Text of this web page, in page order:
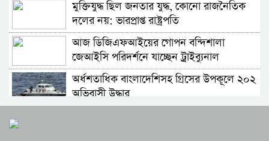
ককরোচ পার্টির ‘চলো সংসদ’ মিছিলে পুলিশের
লাঠিচার্জ, উত্তাল ভারত
সমুদ্রে বেমালুম হাওয়া হয়ে গেল ৫৩০ রোহিঙ্গা
সংঘাত বন্ধ করে সমঝোতা স্মারক অনুযায়ী
যুক্তরাষ্ট্র ও ইরানকে আবার আলোচনায় আনতে
মুক্তিযুদ্ধ ছিল জনতার যুদ্ধ, কোনো রাজনৈতিক
দলের নয়: ভারপ্রাপ্ত রাষ্ট্রপতি
আজ ডিজিএফআইয়ের গোপন বন্দিশালা
জেআইসি পরিদর্শনে যাচ্ছেন ট্রাইব্যুনাল
অর্ধশতাধিক বাংলাদেশিসহ গ্রিসের উপকূলে ২০২
অভিবাসী উদ্ধার